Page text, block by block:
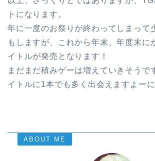
トになります。
年に一度のお祭りが終わってしまって
もしますが、これから年末、年度末に
イトルが発売となります！
まだまだ積みゲーは増えていきそうで
イトルに1本でも多く出会えますよーに
ABOUT ME